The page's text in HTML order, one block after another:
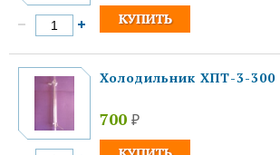
Холодильник ХПТ-3-300
700 ₽